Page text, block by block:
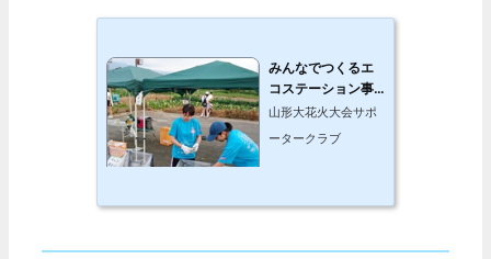
みんなでつくるエ
コステーション事
業
山形大花火大会サポ
ータークラブ